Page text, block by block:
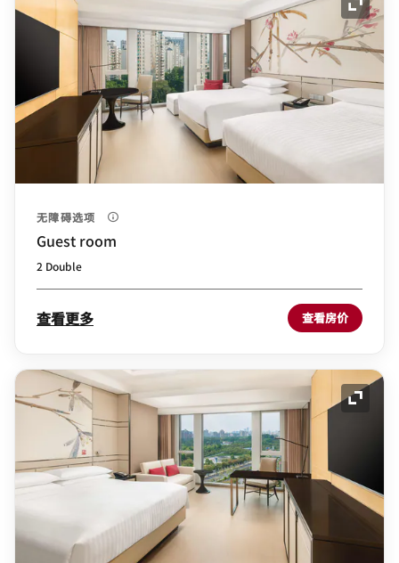
展开
无障碍选项
Guest room
2 Double
查看更多 查看房价
展开